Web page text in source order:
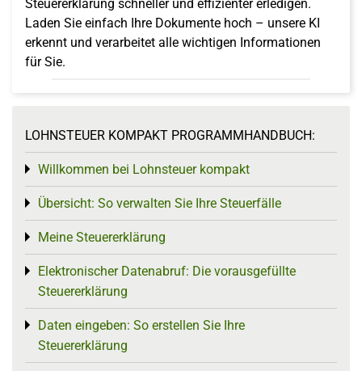
Steuererklärung schneller und effizienter erledigen.
Laden Sie einfach Ihre Dokumente hoch – unsere KI
erkennt und verarbeitet alle wichtigen Informationen
für Sie.
LOHNSTEUER KOMPAKT PROGRAMMHANDBUCH:
Willkommen bei Lohnsteuer kompakt
Toggle menu
Übersicht: So verwalten Sie Ihre Steuerfälle
Toggle menu
Meine Steuererklärung
Toggle menu
Elektronischer Datenabruf: Die vorausgefüllte
Steuererklärung
Toggle menu
Daten eingeben: So erstellen Sie Ihre
Steuererklärung
Toggle menu